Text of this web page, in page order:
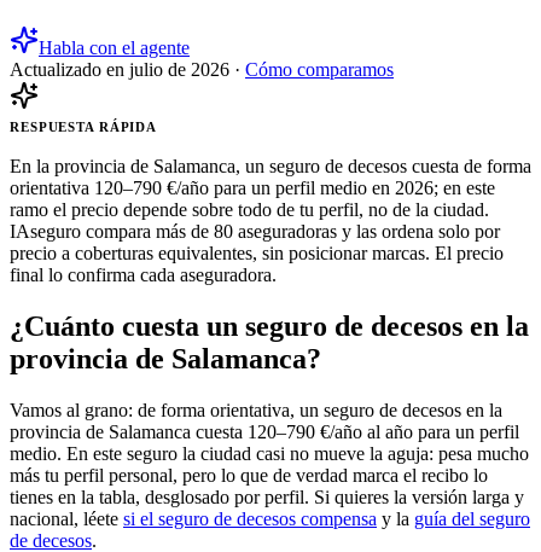
Habla con el agente
Actualizado en julio de 2026 · Cómo comparamos
RESPUESTA RÁPIDA
En la provincia de Salamanca, un seguro de decesos cuesta de forma
orientativa 120–790 €/año para un perfil medio en 2026; en este
ramo el precio depende sobre todo de tu perfil, no de la ciudad.
IAseguro compara más de 80 aseguradoras y las ordena solo por
precio a coberturas equivalentes, sin posicionar marcas. El precio
final lo confirma cada aseguradora.
¿Cuánto cuesta un seguro de decesos en la
provincia de Salamanca?
Vamos al grano: de forma orientativa, un seguro de decesos en la
provincia de Salamanca cuesta 120–790 €/año al año para un perfil
medio. En este seguro la ciudad casi no mueve la aguja: pesa mucho
más tu perfil personal, pero lo que de verdad marca el recibo lo
tienes en la tabla, desglosado por perfil. Si quieres la versión larga y
nacional, léete si el seguro de decesos compensa y la guía del seguro
de decesos.